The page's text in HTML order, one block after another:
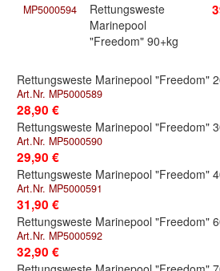
MP5000594
Rettungsweste
Marinepool
"Freedom" 90+kg
Rettungsweste Marinepool "Freedom"
Art.Nr. MP5000589
28,90 €
Rettungsweste Marinepool "Freedom"
Art.Nr. MP5000590
29,90 €
Rettungsweste Marinepool "Freedom"
Art.Nr. MP5000591
31,90 €
Rettungsweste Marinepool "Freedom"
Art.Nr. MP5000592
32,90 €